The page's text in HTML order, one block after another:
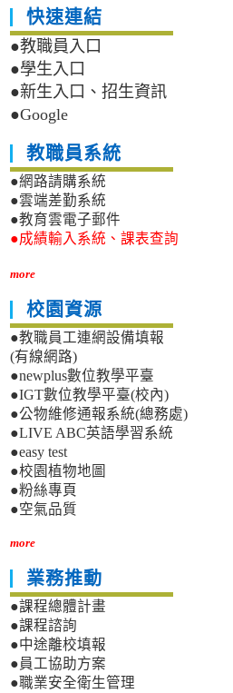
快速連結
●教職員入口
●學生入口
●新生入口、招生資訊
●Google
教職員系統
●網路請購系統
●雲端差勤系統
●教育雲電子郵件
●成績輸入系統、課表查詢
more
校園資源
●教職員工連網設備填報
(有線網路)
●newplus數位教學平臺
●IGT數位教學平臺(校內)
●公物維修通報系統(總務處)
●LIVE ABC英語學習系統
●easy test
●校園植物地圖
●粉絲專頁
●空氣品質
more
業務推動
●課程總體計畫
●課程諮詢
●中途離校填報
●員工協助方案
●職業安全衛生管理